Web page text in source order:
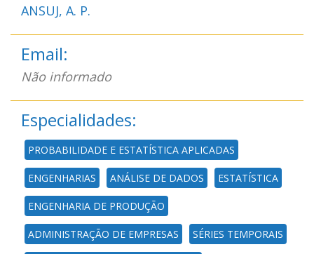
ANSUJ, A. P.
Email:
Não informado
Especialidades:
PROBABILIDADE E ESTATÍSTICA APLICADAS
ENGENHARIAS ANÁLISE DE DADOS ESTATÍSTICA
ENGENHARIA DE PRODUÇÃO
ADMINISTRAÇÃO DE EMPRESAS SÉRIES TEMPORAIS